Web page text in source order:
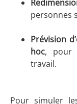
personnes
Prévision
hoc, pour
travail.
Pour simuler